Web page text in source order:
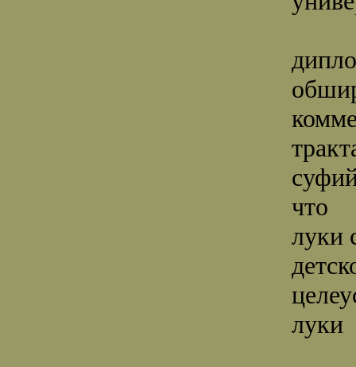
что
луки
луки